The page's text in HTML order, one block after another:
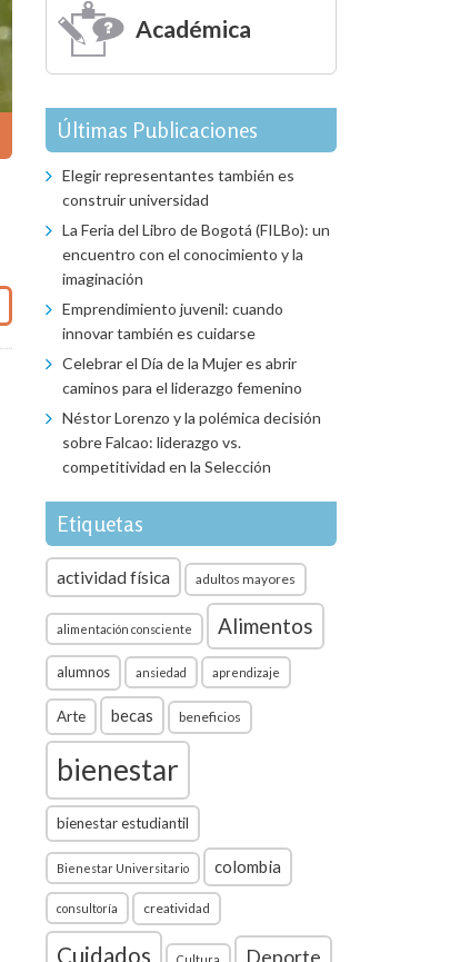
Académica
Últimas Publicaciones
Elegir representantes también es
construir universidad
La Feria del Libro de Bogotá (FILBo): un
encuentro con el conocimiento y la
imaginación
Emprendimiento juvenil: cuando
innovar también es cuidarse
Celebrar el Día de la Mujer es abrir
caminos para el liderazgo femenino
Néstor Lorenzo y la polémica decisión
sobre Falcao: liderazgo vs.
competitividad en la Selección
Etiquetas
actividad física adultos mayores
alimentación consciente Alimentos
alumnos ansiedad aprendizaje
Arte becas beneficios
bienestar
bienestar estudiantil
Bienestar Universitario colombia
consultoría creatividad
Cuidados Deporte